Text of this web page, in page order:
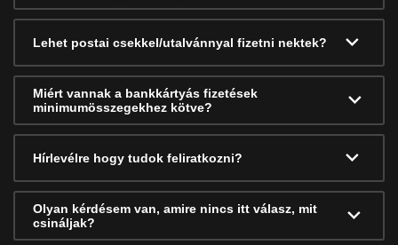
Lehet postai csekkel/utalvánnyal fizetni nektek?
Miért vannak a bankkártyás fizetések
minimumösszegekhez kötve?
Hírlevélre hogy tudok feliratkozni?
Olyan kérdésem van, amire nincs itt válasz, mit
csináljak?